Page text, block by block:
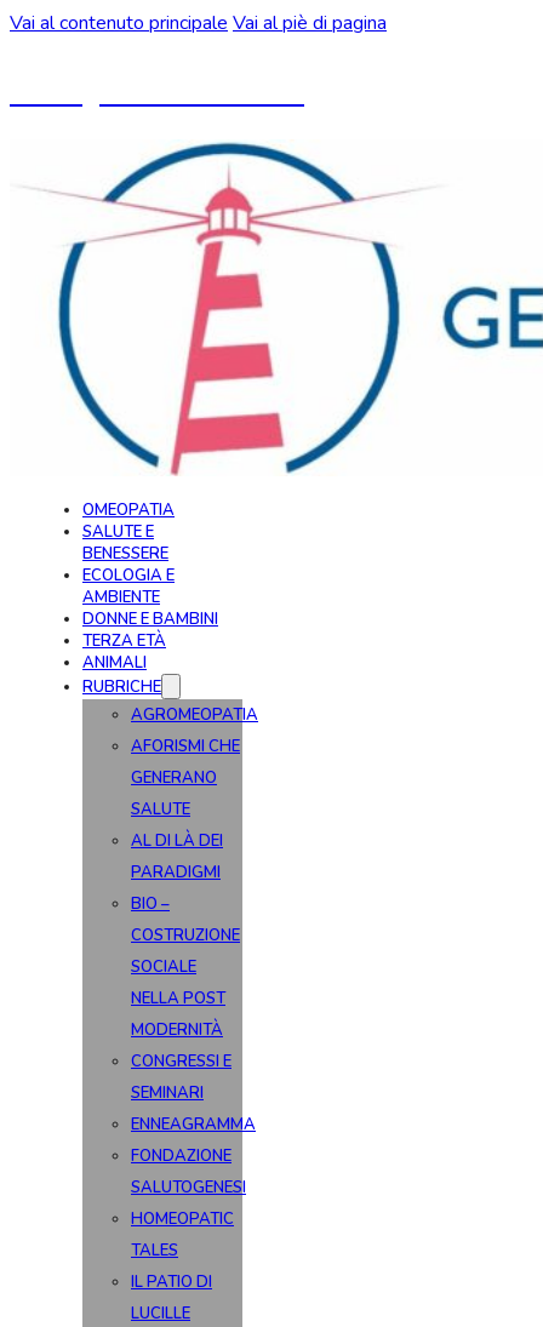
Vai al contenuto principale Vai al piè di pagina
OMEOPATIA
SALUTE E
BENESSERE
ECOLOGIA E
AMBIENTE
DONNE E BAMBINI
TERZA ETÀ
ANIMALI
RUBRICHE
AGROMEOPATIA
AFORISMI CHE
GENERANO
SALUTE
AL DI LÀ DEI
PARADIGMI
BIO –
COSTRUZIONE
SOCIALE
NELLA POST
MODERNITÀ
CONGRESSI E
SEMINARI
ENNEAGRAMMA
FONDAZIONE
SALUTOGENESI
HOMEOPATIC
TALES
IL PATIO DI
LUCILLE